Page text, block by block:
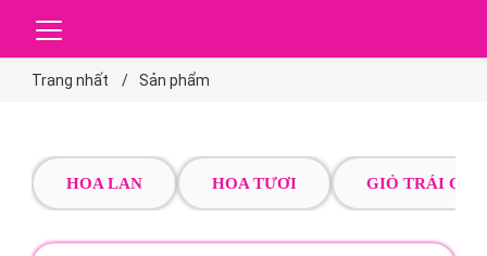
Trang nhất Sản phẩm
HOA LAN HOA TƯƠI GIỎ TRÁI CÂY